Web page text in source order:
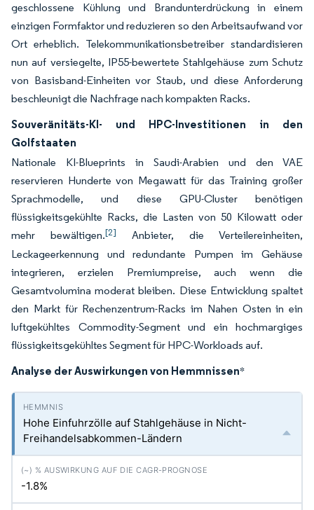
geschlossene Kühlung und Brandunterdrückung in einem
einzigen Formfaktor und reduzieren so den Arbeitsaufwand vor
Ort erheblich. Telekommunikationsbetreiber standardisieren
nun auf versiegelte, IP55-bewertete Stahlgehäuse zum Schutz
von Basisband-Einheiten vor Staub, und diese Anforderung
beschleunigt die Nachfrage nach kompakten Racks.
Souveränitäts-KI- und HPC-Investitionen in den
Golfstaaten
Nationale KI-Blueprints in Saudi-Arabien und den VAE
reservieren Hunderte von Megawatt für das Training großer
Sprachmodelle, und diese GPU-Cluster benötigen
flüssigkeitsgekühlte Racks, die Lasten von 50 Kilowatt oder
mehr bewältigen.[2]
Anbieter, die Verteilereinheiten,
Leckageerkennung und redundante Pumpen im Gehäuse
integrieren, erzielen Premiumpreise, auch wenn die
Gesamtvolumina moderat bleiben. Diese Entwicklung spaltet
den Markt für Rechenzentrum-Racks im Nahen Osten in ein
luftgekühltes Commodity-Segment und ein hochmargiges
flüssigkeitsgekühltes Segment für HPC-Workloads auf.
Analyse der Auswirkungen von Hemmnissen*
Hohe Einfuhrzölle auf Stahlgehäuse in Nicht-
Freihandelsabkommen-Ländern
-1.8%